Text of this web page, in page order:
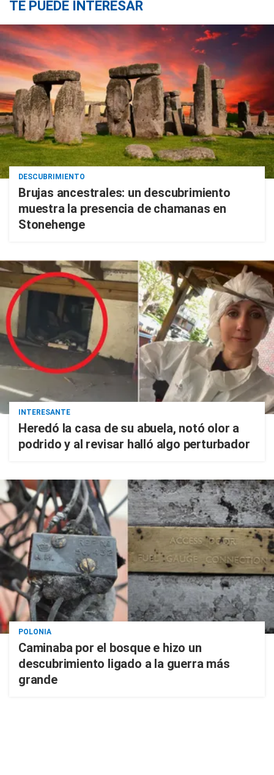
TE PUEDE INTERESAR
DESCUBRIMIENTO
Brujas ancestrales: un descubrimiento
muestra la presencia de chamanas en
Stonehenge
INTERESANTE
Heredó la casa de su abuela, notó olor a
podrido y al revisar halló algo perturbador
POLONIA
Caminaba por el bosque e hizo un
descubrimiento ligado a la guerra más
grande